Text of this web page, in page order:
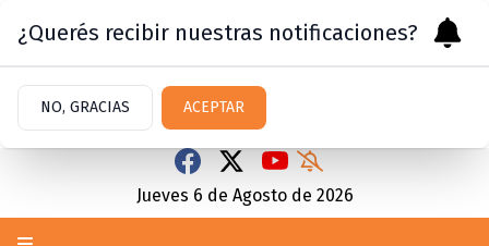
Jueves 6 de Agosto de 2026
¿Querés recibir nuestras notificaciones?
NO, GRACIAS ACEPTAR